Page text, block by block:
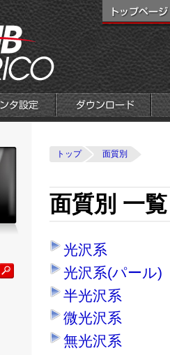
トップ 面質別
面質別 一覧
光沢系
光沢系(パール)
半光沢系
微光沢系
無光沢系